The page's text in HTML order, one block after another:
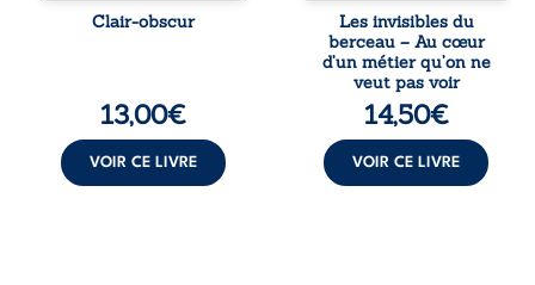
portent un regard
sensible sur
invitant chacun à
Clair-obscur
13,00€
VOIR CE LIVRE
travers des
témoignages
saisissants et sa
propre expérience,
Magali Vogel lève
le voile sur les
Les invisibles du
berceau – Au cœur
d’un métier qu’on ne
veut pas voir
14,50€
VOIR CE LIVRE